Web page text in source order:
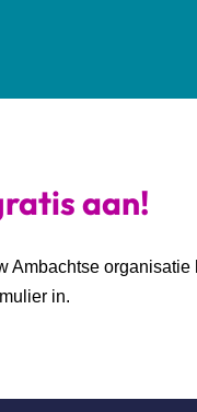
aan!
Ambachtse organisatie
in.